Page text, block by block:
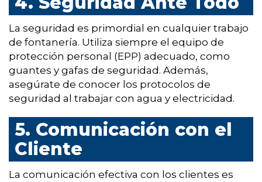
La seguridad es primordial en cualquier trabajo
de fontanería. Utiliza siempre el equipo de
protección personal (EPP) adecuado, como
guantes y gafas de seguridad. Además,
asegúrate de conocer los protocolos de
seguridad al trabajar con agua y electricidad.
5. Comunicación con el
Cliente
La comunicación efectiva con los clientes es